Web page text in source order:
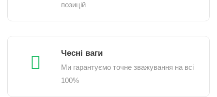
позицій
Чесні ваги
Ми гарантуємо точне зважування на всі
100%